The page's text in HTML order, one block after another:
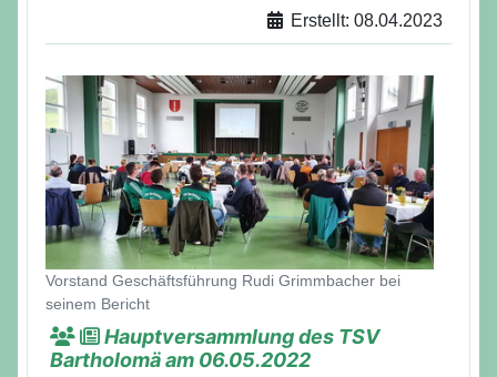
Erstellt: 08.04.2023
Details
Vorstand Geschäftsführung Rudi Grimmbacher bei
seinem Bericht
Hauptversammlung des TSV
Bartholomä am 06.05.2022